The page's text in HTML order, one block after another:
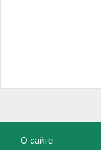
О сайте